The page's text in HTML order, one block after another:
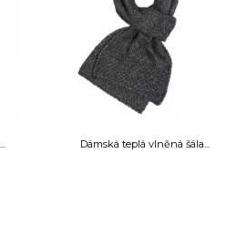
Dámská teplá vlněná šála...